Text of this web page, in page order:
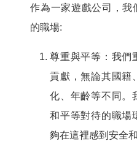
作為一家遊戲公司，我
的職場:
尊重與平等：我們
貢獻，無論其國籍
化、年齡等不同。
和平等對待的職場
夠在這裡感到安全